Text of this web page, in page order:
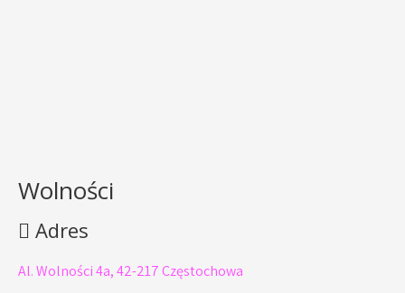
Wolności
Adres
Al. Wolności 4a, 42-217 Częstochowa